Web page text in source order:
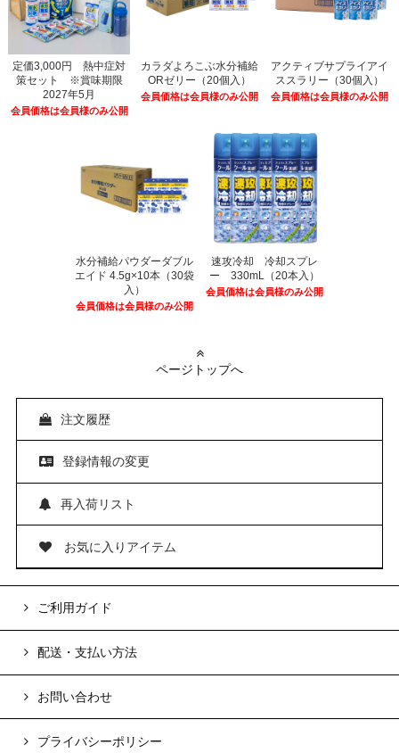
定価3,000円 熱中症対
策セット ※賞味期限
2027年5月
会員価格は会員様のみ公開
カラダよろこぶ水分補給
ORゼリー（20個入）
会員価格は会員様のみ公開
アクティブサプライアイ
ススラリー（30個入）
会員価格は会員様のみ公開
水分補給パウダーダブル
エイド 4.5g×10本（30袋
入）
会員価格は会員様のみ公開
速攻冷却 冷却スプレ
ー 330mL（20本入）
会員価格は会員様のみ公開
ページトップへ
注文履歴
登録情報の変更
再入荷リスト
お気に入りアイテム
ご利用ガイド
配送・支払い方法
お問い合わせ
プライバシーポリシー